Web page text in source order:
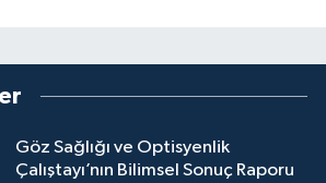
Göz Sağlığı ve Optisyenlik
Çalıştayı’nın Bilimsel Sonuç Raporu